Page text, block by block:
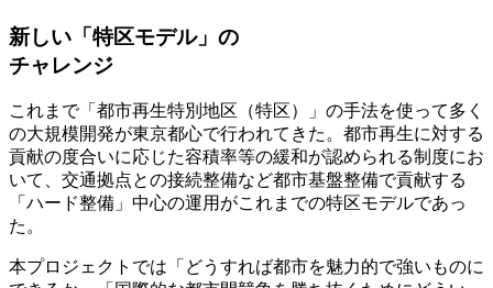
新しい「特区モデル」の
チャレンジ
これまで「都市再生特別地区（特区）」の手法を使って多く
の大規模開発が東京都心で行われてきた。都市再生に対する
貢献の度合いに応じた容積率等の緩和が認められる制度にお
いて、交通拠点との接続整備など都市基盤整備で貢献する
「ハード整備」中心の運用がこれまでの特区モデルであっ
た。
本プロジェクトでは「どうすれば都市を魅力的で強いものに